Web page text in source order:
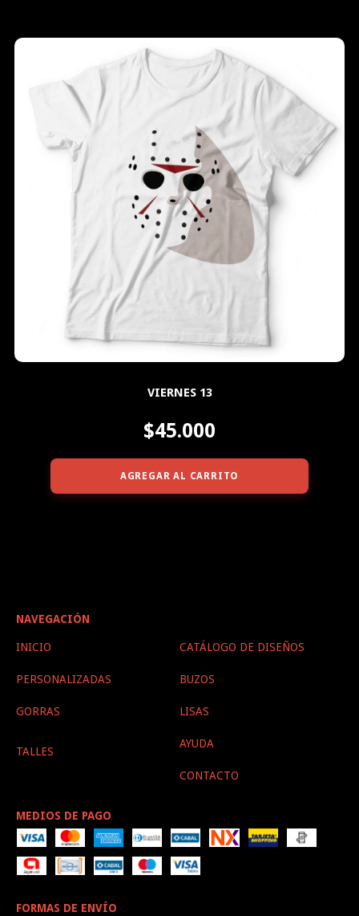
VIERNES 13
$45.000
AGREGAR AL CARRITO
NAVEGACIÓN
INICIO CATÁLOGO DE DISEÑOS
PERSONALIZADAS BUZOS
GORRAS LISAS
TALLES
AYUDA
CONTACTO
MEDIOS DE PAGO
FORMAS DE ENVÍO